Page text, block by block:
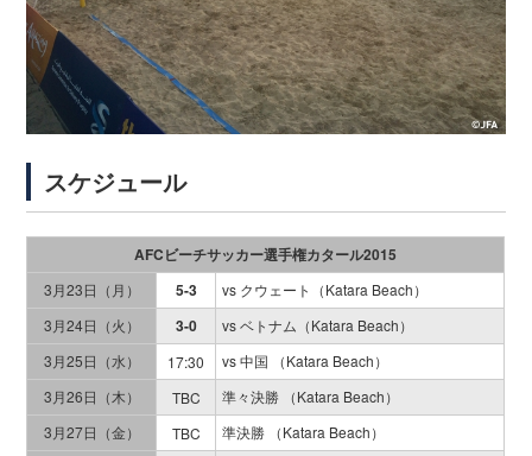
スケジュール
AFCビーチサッカー選手権カタール2015
3月23日（月） 5-3
vs クウェート（Katara Beach）
3月24日（火）
3-0
vs ベトナム（Katara Beach）
3月25日（水）
17:30
vs 中国 （Katara Beach）
3月26日（木）
TBC
準々決勝 （Katara Beach）
3月27日（金）
TBC
準決勝 （Katara Beach）